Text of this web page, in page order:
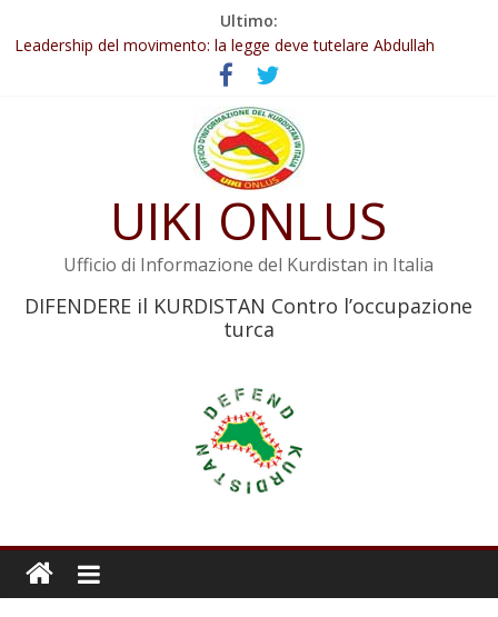
Ultimo:
Abdullah Öcalan: Le legge negativa deve essere trasformata in
Leadership del movimento: la legge deve tutelare Abdullah
Öcalan e l’intero movimento
Commissione donne del KNK: Şengal è di nuovo sotto minaccia
Non tenere conto della situazione di Rêber Apo ostacolerebbe
Il KNK chiede un’azione internazionale contro i crimini di guerra
UIKI ONLUS
Ufficio di Informazione del Kurdistan in Italia
DIFENDERE il KURDISTAN Contro l’occupazione
turca